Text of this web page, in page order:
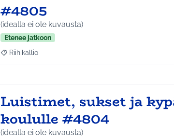
#4805
(idealla ei ole kuvausta)
Etenee jatkoon
Rajaa tulokset teeman mukaan: Riihikallio
Riihikallio
Luistimet, sukset ja
koululle #4804
(idealla ei ole kuvausta)